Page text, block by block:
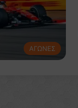
ΑΓΩΝΕΣ